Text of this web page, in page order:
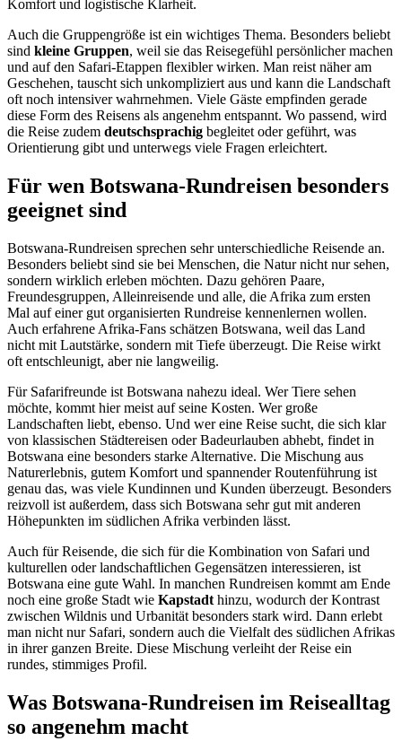
Komfort und logistische Klarheit.
Auch die Gruppengröße ist ein wichtiges Thema. Besonders beliebt
sind kleine Gruppen, weil sie das Reisegefühl persönlicher machen
und auf den Safari-Etappen flexibler wirken. Man reist näher am
Geschehen, tauscht sich unkompliziert aus und kann die Landschaft
oft noch intensiver wahrnehmen. Viele Gäste empfinden gerade
diese Form des Reisens als angenehm entspannt. Wo passend, wird
die Reise zudem deutschsprachig begleitet oder geführt, was
Orientierung gibt und unterwegs viele Fragen erleichtert.
Für wen Botswana-Rundreisen besonders
geeignet sind
Botswana-Rundreisen sprechen sehr unterschiedliche Reisende an.
Besonders beliebt sind sie bei Menschen, die Natur nicht nur sehen,
sondern wirklich erleben möchten. Dazu gehören Paare,
Freundesgruppen, Alleinreisende und alle, die Afrika zum ersten
Mal auf einer gut organisierten Rundreise kennenlernen wollen.
Auch erfahrene Afrika-Fans schätzen Botswana, weil das Land
nicht mit Lautstärke, sondern mit Tiefe überzeugt. Die Reise wirkt
oft entschleunigt, aber nie langweilig.
Für Safarifreunde ist Botswana nahezu ideal. Wer Tiere sehen
möchte, kommt hier meist auf seine Kosten. Wer große
Landschaften liebt, ebenso. Und wer eine Reise sucht, die sich klar
von klassischen Städtereisen oder Badeurlauben abhebt, findet in
Botswana eine besonders starke Alternative. Die Mischung aus
Naturerlebnis, gutem Komfort und spannender Routenführung ist
genau das, was viele Kundinnen und Kunden überzeugt. Besonders
reizvoll ist außerdem, dass sich Botswana sehr gut mit anderen
Höhepunkten im südlichen Afrika verbinden lässt.
Auch für Reisende, die sich für die Kombination von Safari und
kulturellen oder landschaftlichen Gegensätzen interessieren, ist
Botswana eine gute Wahl. In manchen Rundreisen kommt am Ende
noch eine große Stadt wie Kapstadt hinzu, wodurch der Kontrast
zwischen Wildnis und Urbanität besonders stark wird. Dann erlebt
man nicht nur Safari, sondern auch die Vielfalt des südlichen Afrikas
in ihrer ganzen Breite. Diese Mischung verleiht der Reise ein
rundes, stimmiges Profil.
Was Botswana-Rundreisen im Reisealltag
so angenehm macht